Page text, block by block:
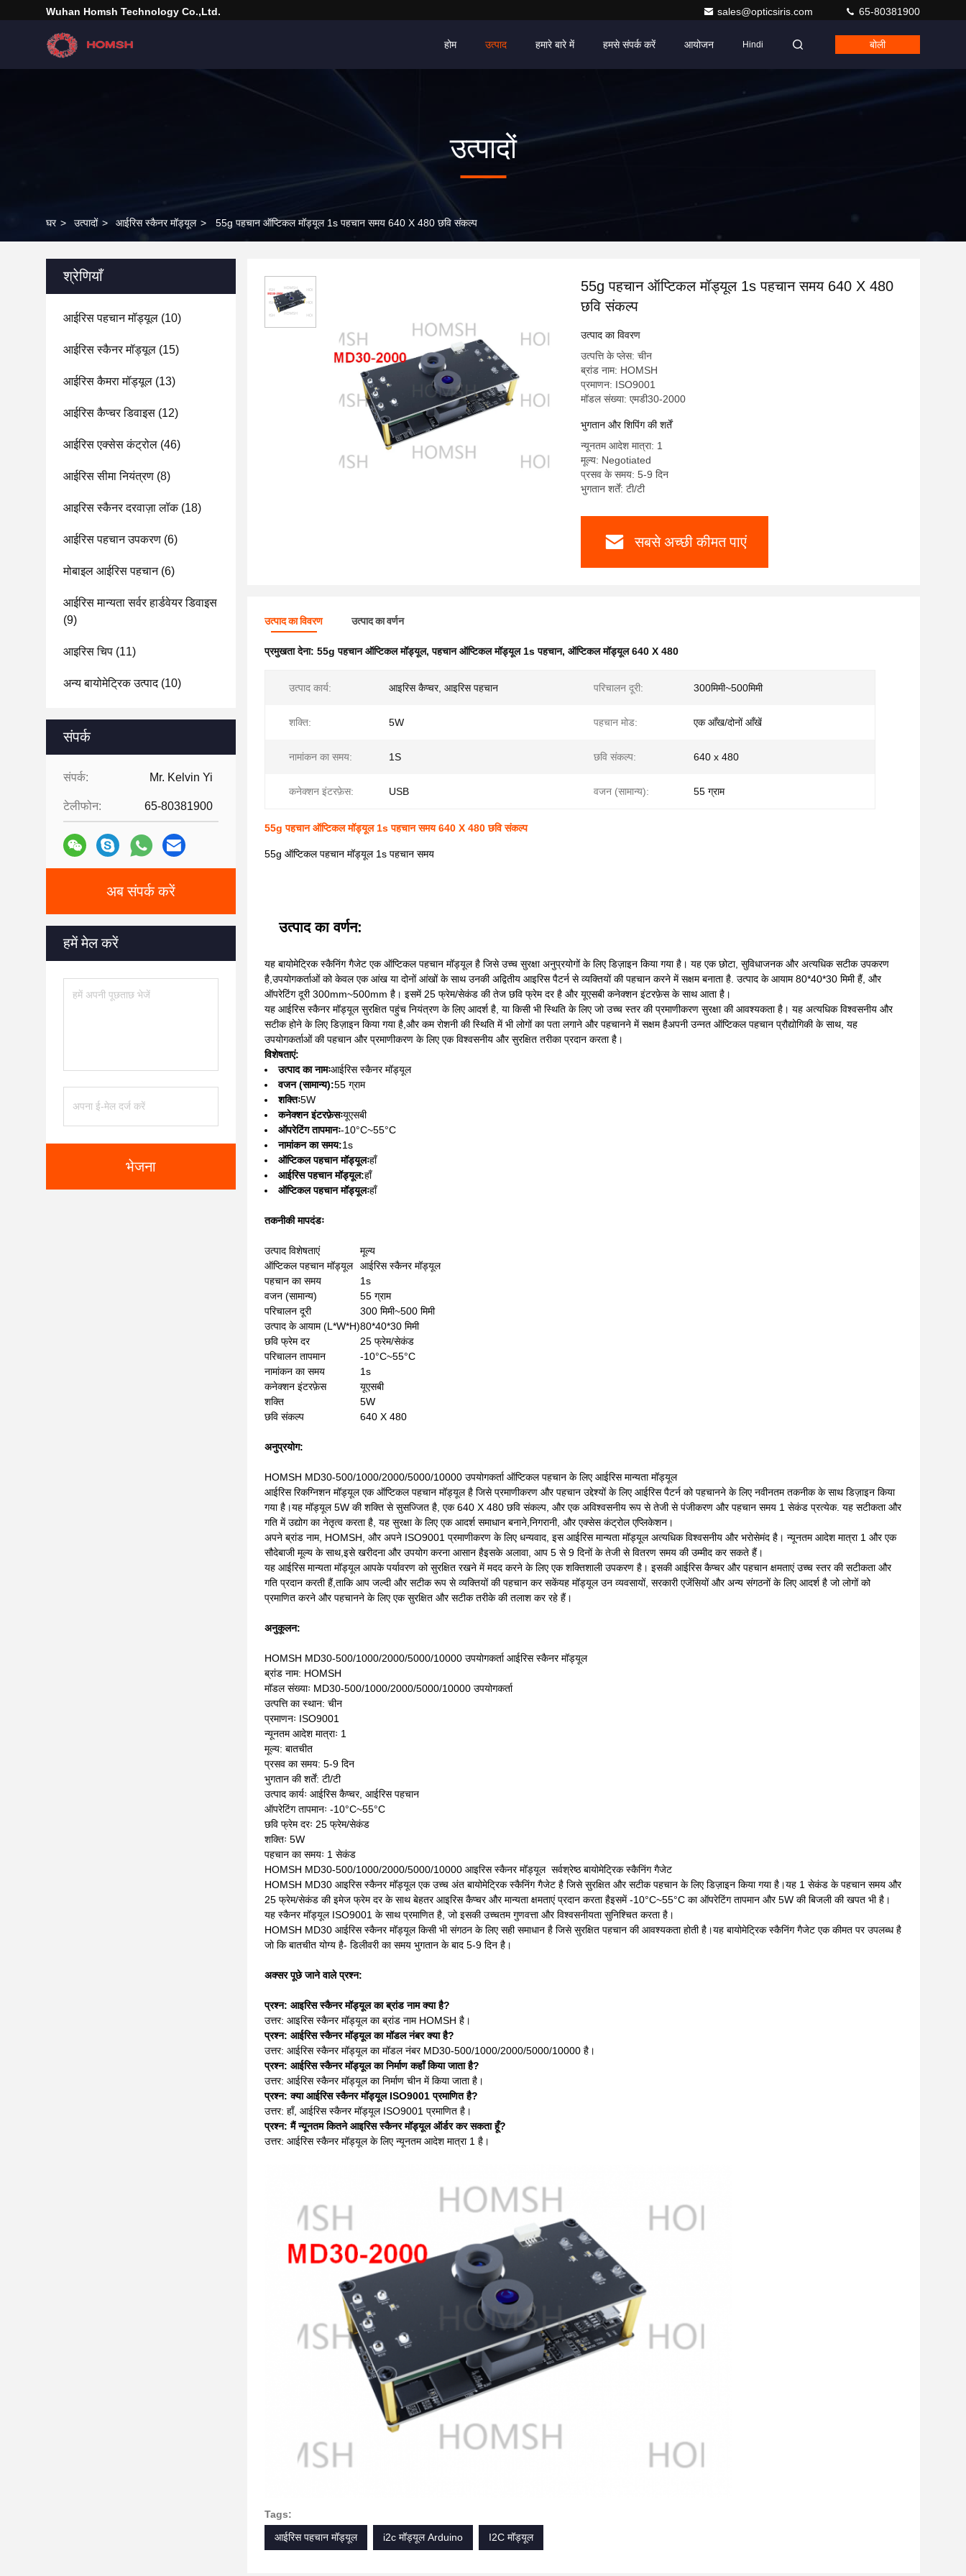
Wuhan Homsh Technology Co.,Ltd. sales@opticsiris.com 65-80381900
होम उत्पाद हमारे बारे में हमसे संपर्क करें आयोजन Hindi बोली
उत्पादों
घर > उत्पादों > आईरिस स्कैनर मॉड्यूल > 55g पहचान ऑप्टिकल मॉड्यूल 1s पहचान समय 640 X 480 छवि संकल्प
श्रेणियाँ
आईरिस पहचान मॉड्यूल (10)
आईरिस स्कैनर मॉड्यूल (15)
आईरिस कैमरा मॉड्यूल (13)
आईरिस कैप्चर डिवाइस (12)
आईरिस एक्सेस कंट्रोल (46)
आईरिस सीमा नियंत्रण (8)
आइरिस स्कैनर दरवाज़ा लॉक(18)
आईरिस पहचान उपकरण (6)
मोबाइल आईरिस पहचान(6)
आईरिस मान्यता सर्वर हार्डवेयर डिवाइस
(9)
आइरिस चिप (11)
अन्य बायोमेट्रिक उत्पाद(10)
संपर्क
संपर्क: Mr. Kelvin Yi
टेलीफोन: 65-80381900
अब संपर्क करें
हमें मेल करें
भेजना
55g पहचान ऑप्टिकल मॉड्यूल 1s पहचान समय 640 X 480
छवि संकल्प
उत्पाद का विवरण
उत्पत्ति के प्लेस: चीन
ब्रांड नाम: HOMSH
प्रमाणन: ISO9001
मॉडल संख्या: एमडी30-2000
भुगतान और शिपिंग की शर्तें
न्यूनतम आदेश मात्रा: 1
मूल्य: Negotiated
प्रसव के समय: 5-9 दिन
भुगतान शर्तें: टी/टी
सबसे अच्छी कीमत पाएं
उत्पाद का विवरण उत्पाद का वर्णन
प्रमुखता देना: 55g पहचान ऑप्टिकल मॉड्यूल,पहचान ऑप्टिकल मॉड्यूल 1s पहचान, ऑप्टिकल मॉड्यूल 640 X 480
उत्पाद कार्य: आइरिस कैप्चर, आइरिस पहचान परिचालन दूरी: 300मिमी~500मिमी
शक्ति: 5W पहचान मोड: एक आँख/दोनों आँखें
नामांकन का समय: 1S छवि संकल्प: 640 x 480
कनेक्शन इंटरफ़ेस: USB वजन (सामान्य): 55 ग्राम
55g पहचान ऑप्टिकल मॉड्यूल 1s पहचान समय 640 X 480 छवि संकल्प
55g ऑप्टिकल पहचान मॉड्यूल 1s पहचान समय
उत्पाद का वर्णन:
यह बायोमेट्रिक स्कैनिंग गैजेट एक ऑप्टिकल पहचान मॉड्यूल है जिसे उच्च सुरक्षा अनुप्रयोगों के लिए डिज़ाइन किया गया है। यह एक छोटा, सुविधाजनक और अत्यधिक सटीक उपकरण
है,उपयोगकर्ताओं को केवल एक आंख या दोनों आंखों के साथ उनकी अद्वितीय आइरिस पैटर्न से व्यक्तियों की पहचान करने में सक्षम बनाता है. उत्पाद के आयाम 80*40*30 मिमी हैं, और
ऑपरेटिंग दूरी 300mm~500mm है। इसमें 25 फ्रेम/सेकंड की तेज छवि फ्रेम दर है और यूएसबी कनेक्शन इंटरफ़ेस के साथ आता है।
यह आईरिस स्कैनर मॉड्यूल सुरक्षित पहुंच नियंत्रण के लिए आदर्श है, या किसी भी स्थिति के लिए जो उच्च स्तर की प्रमाणीकरण सुरक्षा की आवश्यकता है। यह अत्यधिक विश्वसनीय और
सटीक होने के लिए डिज़ाइन किया गया है,और कम रोशनी की स्थिति में भी लोगों का पता लगाने और पहचानने में सक्षम हैअपनी उन्नत ऑप्टिकल पहचान प्रौद्योगिकी के साथ, यह
उपयोगकर्ताओं की पहचान और प्रमाणीकरण के लिए एक विश्वसनीय और सुरक्षित तरीका प्रदान करता है।
विशेषताएं:
उत्पाद का नामःआईरिस स्कैनर मॉड्यूल
वजन (सामान्य):55 ग्राम
शक्तिः5W
कनेक्शन इंटरफ़ेसःयूएसबी
ऑपरेटिंग तापमानः-10°C~55°C
नामांकन का समय:1s
ऑप्टिकल पहचान मॉड्यूलःहाँ
आईरिस पहचान मॉड्यूल:हाँ
ऑप्टिकल पहचान मॉड्यूलःहाँ
तकनीकी मापदंडः
उत्पाद विशेषताएं
मूल्य
ऑप्टिकल पहचान मॉड्यूल
आईरिस स्कैनर मॉड्यूल
पहचान का समय
1s
वजन (सामान्य)
55 ग्राम
परिचालन दूरी
300 मिमी~500 मिमी
उत्पाद के आयाम (L*W*H)80*40*30 मिमी
छवि फ्रेम दर
25 फ्रेम/सेकंड
परिचालन तापमान
-10°C~55°C
नामांकन का समय
1s
कनेक्शन इंटरफ़ेस
यूएसबी
शक्ति
5W
छवि संकल्प
640 X 480
अनुप्रयोग:
HOMSH MD30-500/1000/2000/5000/10000 उपयोगकर्ता ऑप्टिकल पहचान के लिए आईरिस मान्यता मॉड्यूल
आईरिस रिकग्निशन मॉड्यूल एक ऑप्टिकल पहचान मॉड्यूल है जिसे प्रमाणीकरण और पहचान उद्देश्यों के लिए आईरिस पैटर्न को पहचानने के लिए नवीनतम तकनीक के साथ डिज़ाइन किया
गया है।यह मॉड्यूल 5W की शक्ति से सुसज्जित है, एक 640 X 480 छवि संकल्प, और एक अविश्वसनीय रूप से तेजी से पंजीकरण और पहचान समय 1 सेकंड प्रत्येक. यह सटीकता और
गति में उद्योग का नेतृत्व करता है, यह सुरक्षा के लिए एक आदर्श समाधान बनाने,निगरानी, और एक्सेस कंट्रोल एप्लिकेशन।
अपने ब्रांड नाम, HOMSH, और अपने ISO9001 प्रमाणीकरण के लिए धन्यवाद, इस आईरिस मान्यता मॉड्यूल अत्यधिक विश्वसनीय और भरोसेमंद है। न्यूनतम आदेश मात्रा 1 और एक
सौदेबाजी मूल्य के साथ,इसे खरीदना और उपयोग करना आसान हैइसके अलावा, आप 5 से 9 दिनों के तेजी से वितरण समय की उम्मीद कर सकते हैं।
यह आईरिस मान्यता मॉड्यूल आपके पर्यावरण को सुरक्षित रखने में मदद करने के लिए एक शक्तिशाली उपकरण है। इसकी आईरिस कैप्चर और पहचान क्षमताएं उच्च स्तर की सटीकता और
गति प्रदान करती हैं,ताकि आप जल्दी और सटीक रूप से व्यक्तियों की पहचान कर सकेंयह मॉड्यूल उन व्यवसायों, सरकारी एजेंसियों और अन्य संगठनों के लिए आदर्श है जो लोगों को
प्रमाणित करने और पहचानने के लिए एक सुरक्षित और सटीक तरीके की तलाश कर रहे हैं।
अनुकूलन:
HOMSH MD30-500/1000/2000/5000/10000 उपयोगकर्ता आईरिस स्कैनर मॉड्यूल
ब्रांड नाम: HOMSH
मॉडल संख्याः MD30-500/1000/2000/5000/10000 उपयोगकर्ता
उत्पत्ति का स्थान: चीन
प्रमाणनः ISO9001
न्यूनतम आदेश मात्राः 1
मूल्य: बातचीत
प्रसव का समय: 5-9 दिन
भुगतान की शर्तें: टी/टी
उत्पाद कार्यः आईरिस कैप्चर, आईरिस पहचान
ऑपरेटिंग तापमानः -10°C~55°C
छवि फ्रेम दरः 25 फ्रेम/सेकंड
शक्तिः 5W
पहचान का समयः 1 सेकंड
HOMSH MD30-500/1000/2000/5000/10000 आइरिस स्कैनर मॉड्यूल ️ सर्वश्रेष्ठ बायोमेट्रिक स्कैनिंग गैजेट
HOMSH MD30 आइरिस स्कैनर मॉड्यूल एक उच्च अंत बायोमेट्रिक स्कैनिंग गैजेट है जिसे सुरक्षित और सटीक पहचान के लिए डिज़ाइन किया गया है।यह 1 सेकंड के पहचान समय और
25 फ्रेम/सेकंड की इमेज फ्रेम दर के साथ बेहतर आइरिस कैप्चर और मान्यता क्षमताएं प्रदान करता हैइसमें -10°C~55°C का ऑपरेटिंग तापमान और 5W की बिजली की खपत भी है।
यह स्कैनर मॉड्यूल ISO9001 के साथ प्रमाणित है, जो इसकी उच्चतम गुणवत्ता और विश्वसनीयता सुनिश्चित करता है।
HOMSH MD30 आईरिस स्कैनर मॉड्यूल किसी भी संगठन के लिए सही समाधान है जिसे सुरक्षित पहचान की आवश्यकता होती है।यह बायोमेट्रिक स्कैनिंग गैजेट एक कीमत पर उपलब्ध है
जो कि बातचीत योग्य है- डिलीवरी का समय भुगतान के बाद 5-9 दिन है।
अक्सर पूछे जाने वाले प्रश्न:
प्रश्न: आइरिस स्कैनर मॉड्यूल का ब्रांड नाम क्या है?
उत्तर: आइरिस स्कैनर मॉड्यूल का ब्रांड नाम HOMSH है।
प्रश्न: आईरिस स्कैनर मॉड्यूल का मॉडल नंबर क्या है?
उत्तर: आईरिस स्कैनर मॉड्यूल का मॉडल नंबर MD30-500/1000/2000/5000/10000 है।
प्रश्न: आईरिस स्कैनर मॉड्यूल का निर्माण कहाँ किया जाता है?
उत्तर: आईरिस स्कैनर मॉड्यूल का निर्माण चीन में किया जाता है।
प्रश्न: क्या आईरिस स्कैनर मॉड्यूल ISO9001 प्रमाणित है?
उत्तर: हाँ, आईरिस स्कैनर मॉड्यूल ISO9001 प्रमाणित है।
प्रश्न: मैं न्यूनतम कितने आइरिस स्कैनर मॉड्यूल ऑर्डर कर सकता हूँ?
उत्तर: आईरिस स्कैनर मॉड्यूल के लिए न्यूनतम आदेश मात्रा 1 है।
Tags:
आईरिस पहचान मॉड्यूल
i2c मॉड्यूल Arduino I2C मॉड्यूल